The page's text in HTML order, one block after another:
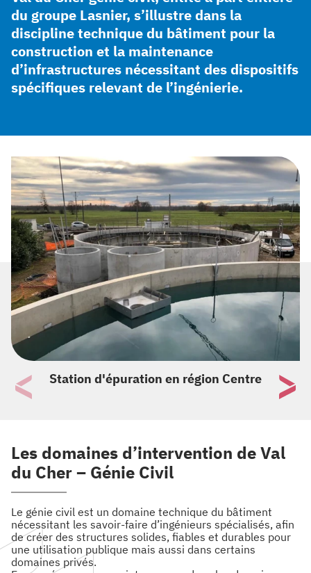
du groupe Lasnier, s’illustre dans la
discipline technique du bâtiment pour la
construction et la maintenance
d’infrastructures nécessitant des dispositifs
spécifiques relevant de l’ingénierie.
Station d'épuration en région Centre
Les domaines d’intervention de Val
du Cher – Génie Civil
Le génie civil est un domaine technique du bâtiment
nécessitant les savoir-faire d’ingénieurs spécialisés, afin
de créer des structures solides, fiables et durables pour
une utilisation publique mais aussi dans certains
domaines privés.